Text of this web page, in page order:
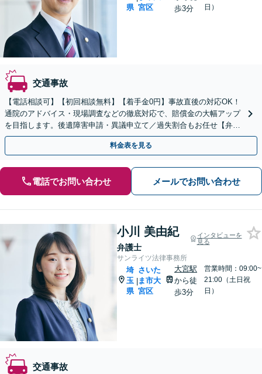
県 宮区
歩3分
日）
交通事故
【電話相談可】【初回相談無料】【着手金0円】事故直後の対応OK！
通院のアドバイス・現場調査などの徹底対応で、賠償金の大幅アップ
を目指します。後遺障害申請・異議申立て／過失割合もお任せ【弁護
士特約利用可】【完全個室】【大宮駅3分】
料金表を見る
電話でお問い合わせ メールでお問い合わせ
小川 美由紀
弁護士
インタビューを
見る
サンライツ法律事務所
埼
玉
県
|
さいた
ま市大
宮区
大宮駅
から徒
歩3分
営業時間：09:00~
21:00（土日祝
日）
交通事故